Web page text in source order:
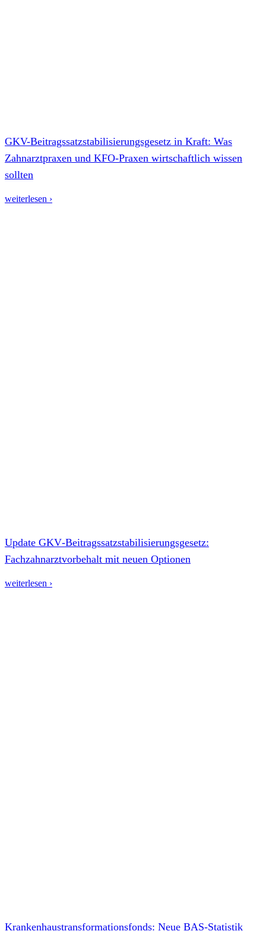
GKV-Beitragssatzstabilisierungsgesetz in Kraft: Was
Zahnarztpraxen und KFO-Praxen wirtschaftlich wissen
sollten
weiterlesen ›
Update GKV‑Beitragssatzstabilisierungsgesetz:
Fachzahnarztvorbehalt mit neuen Optionen
weiterlesen ›
Krankenhaustransformationsfonds: Neue BAS-Statistik